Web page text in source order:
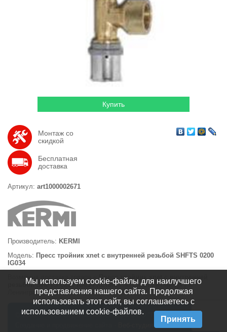
Локальная канализация
Пластиковые ёмкости
Монтаж со
скидкой
Бесплатная
доставка
Артикул: art1000002671
Производитель: KERMI
Модель: Пресс тройник xnet с внутренней резьбой SHFTS 0200
IG034
Возможна доставка товара «
Пресс тройник xnet с внутренней
резьбой SHFTS 0200 IG034 KERMI» по Санкт-Петербургу и
Ленинградской области
© 2008 — 2026 Отдел Комплектации ООО "ПВС СЕРВИС"
Веб-студия 55x5
Мы используем cookie-файлы для наилучшего
представления нашего сайта. Продолжая
использовать этот сайт, вы соглашаетесь с
использованием cookie-файлов.
Принять